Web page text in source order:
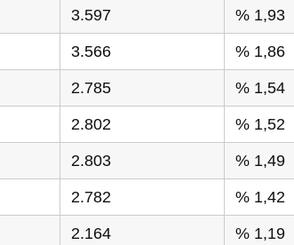
3.597 % 1,93
3.566 % 1,86
2.785 % 1,54
2.802 % 1,52
2.803 % 1,49
2.782 % 1,42
2.164 % 1,19